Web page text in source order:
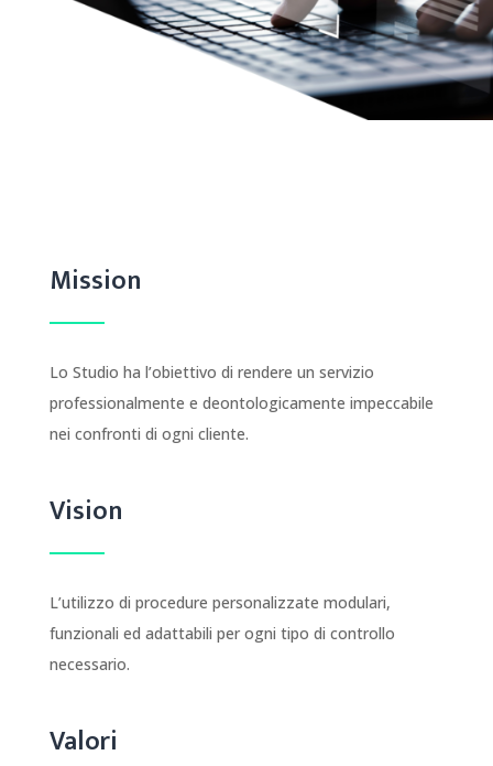
Mission
Lo Studio ha l’obiettivo di rendere un servizio
professionalmente e deontologicamente impeccabile
nei confronti di ogni cliente.
Vision
L’utilizzo di procedure personalizzate modulari,
funzionali ed adattabili per ogni tipo di controllo
necessario.
Valori